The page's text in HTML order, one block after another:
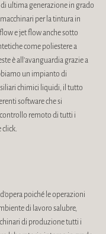
ultima generazione in grado
per la tintura in
e jet flow anche sotto
come poliestere a
è all’avanguardia grazie a
un impianto di
chimici liquidi, il tutto
software che si
remoto di tutti i
poiché le operazioni
di lavoro salubre,
di produzione tutti i